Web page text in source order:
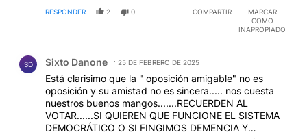
RESPONDER 2 0 COMPARTIR
MARCAR
COMO
INAPROPIADO
SD Sixto Danone 25 DE FEBRERO DE 2025
Está clarisimo que la " oposición amigable" no es
oposición y su amistad no es sincera..... nos cuesta
nuestros buenos mangos.......RECUERDEN AL
VOTAR......SI QUIEREN QUE FUNCIONE EL SISTEMA
DEMOCRÁTICO O SI FINGIMOS DEMENCIA Y